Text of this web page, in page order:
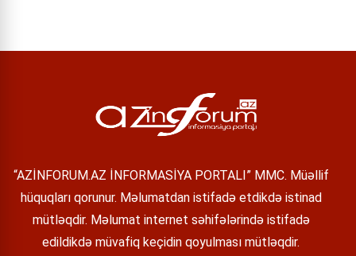
“AZİNFORUM.AZ İNFORMASİYA PORTALI” MMC. Müəllif
hüquqları qorunur. Məlumatdan istifadə etdikdə istinad
mütləqdir. Məlumat internet səhifələrində istifadə
edildikdə müvafiq keçidin qoyulması mütləqdir.